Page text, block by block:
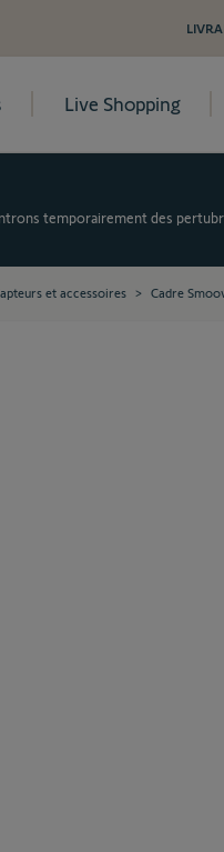
Live Shopping
temporairement des
et accessoires > Cadre